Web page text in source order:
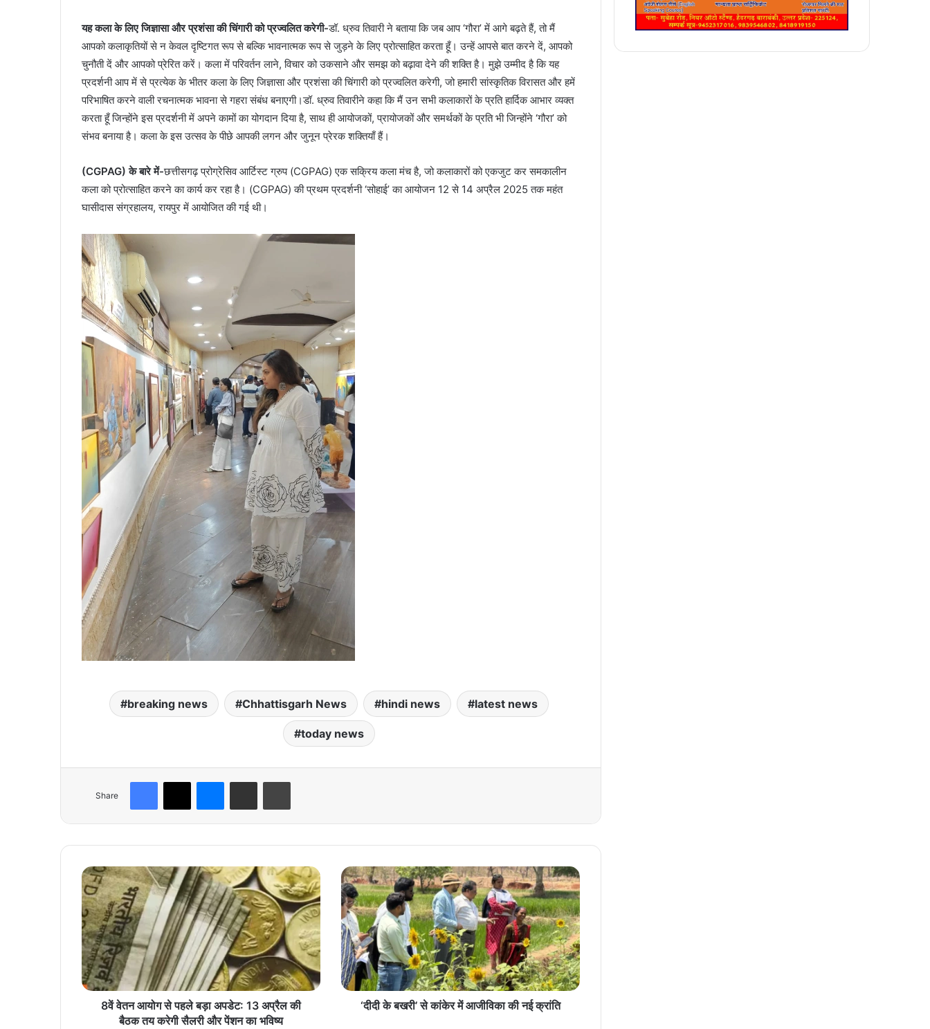
यह कला के लिए जिज्ञासा और प्रशंसा की चिंगारी को प्रज्वलित करेगी-डॉ. ध्रुव तिवारी ने बताया कि जब आप ‘गौरा’ में आगे बढ़ते हैं, तो मैं
आपको कलाकृतियों से न केवल दृष्टिगत रूप से बल्कि भावनात्मक रूप से जुड़ने के लिए प्रोत्साहित करता हूँ। उन्हें आपसे बात करने दें, आपको
चुनौती दें और आपको प्रेरित करें। कला में परिवर्तन लाने, विचार को उकसाने और समझ को बढ़ावा देने की शक्ति है। मुझे उम्मीद है कि यह
प्रदर्शनी आप में से प्रत्येक के भीतर कला के लिए जिज्ञासा और प्रशंसा की चिंगारी को प्रज्वलित करेगी, जो हमारी सांस्कृतिक विरासत और हमें
परिभाषित करने वाली रचनात्मक भावना से गहरा संबंध बनाएगी।डॉ. ध्रुव तिवारीने कहा कि मैं उन सभी कलाकारों के प्रति हार्दिक आभार व्यक्त
करता हूँ जिन्होंने इस प्रदर्शनी में अपने कामों का योगदान दिया है, साथ ही आयोजकों, प्रायोजकों और समर्थकों के प्रति भी जिन्होंने ‘गौरा’ को
संभव बनाया है। कला के इस उत्सव के पीछे आपकी लगन और जुनून प्रेरक शक्तियाँ हैं।
(CGPAG) के बारे में-छत्तीसगढ़ प्रोग्रेसिव आर्टिस्ट ग्रुप (CGPAG) एक सक्रिय कला मंच है, जो कलाकारों को एकजुट कर समकालीन
कला को प्रोत्साहित करने का कार्य कर रहा है। (CGPAG) की प्रथम प्रदर्शनी ‘सोहाई’ का आयोजन 12 से 14 अप्रैल 2025 तक महंत
घासीदास संग्रहालय, रायपुर में आयोजित की गई थी।
breaking news Chhattisgarh News hindi news latest news
today news
Share
8
वें
वे
त
न
आ
यो
ग
से
8वें वेतन आयोग से पहले बड़ा अपडेट: 13 अप्रैल की
बैठक तय करेगी सैलरी और पेंशन का भविष्य
‘
दी
दी
के
ब
ख
री
’
से
‘दीदी के बखरी’ से कांकेर में आजीविका की नई क्रांति